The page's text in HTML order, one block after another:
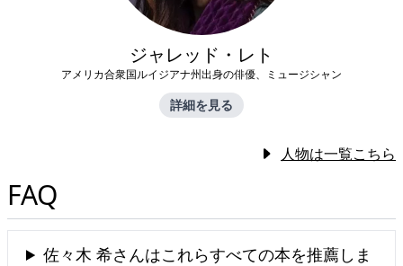
ジャレッド・レト
アメリカ合衆国ルイジアナ州出身の俳優、ミュージシャン
詳細を見る
人物は一覧こちら
FAQ
佐々木 希さんはこれらすべての本を推薦しま